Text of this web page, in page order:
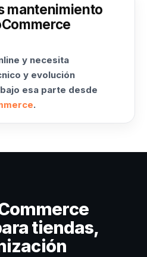
mantenimiento
y necesita
y evolución
esa parte desde
.
tiendas,